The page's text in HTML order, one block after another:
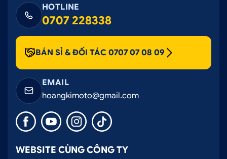
HOTLINE
0707 228338
BÁN SỈ & ĐỐI TÁC 0707 07 08 09
EMAIL
hoangkimoto@gmail.com
WEBSITE CÙNG CÔNG TY